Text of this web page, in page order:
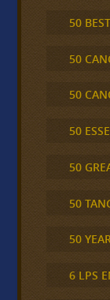
50
50
50
50
50
50
50
6 LPS